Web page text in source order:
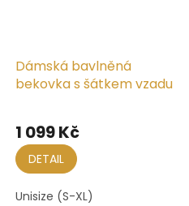
Dámská bavlněná
bekovka s šátkem vzadu
1 099 Kč
DETAIL
Unisize (S-XL)